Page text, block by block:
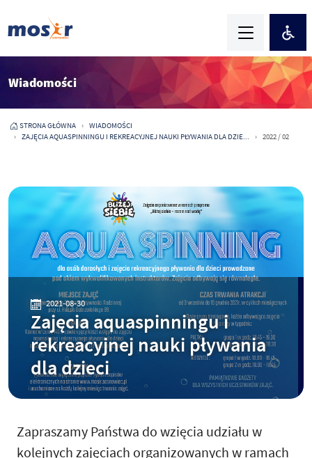
Wiadomości
STRONA GŁÓWNA
WIADOMOŚCI
ZAJĘCIA AQUASPINNINGU I REKREACYJNEJ NAUKI PŁYWANIA DLA DZIE...
2022 / 02
2021-08-30
Zajęcia aquaspinningu i
rekreacyjnej nauki pływania
dla dzieci
Zapraszamy Państwa do wzięcia udziału w
kolejnych zajęciach organizowanych w ramach